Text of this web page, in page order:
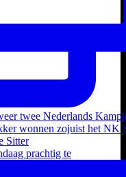
prachtig te